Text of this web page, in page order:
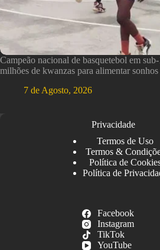
Campeão nacional de basquetebol em
milhões de kwanzas para alimentar
7 de Agosto, 2026
Privacidade
Termos de Uso
Termos &
Política de
Política de
Facebook
Instagram
TikTok
YouTube